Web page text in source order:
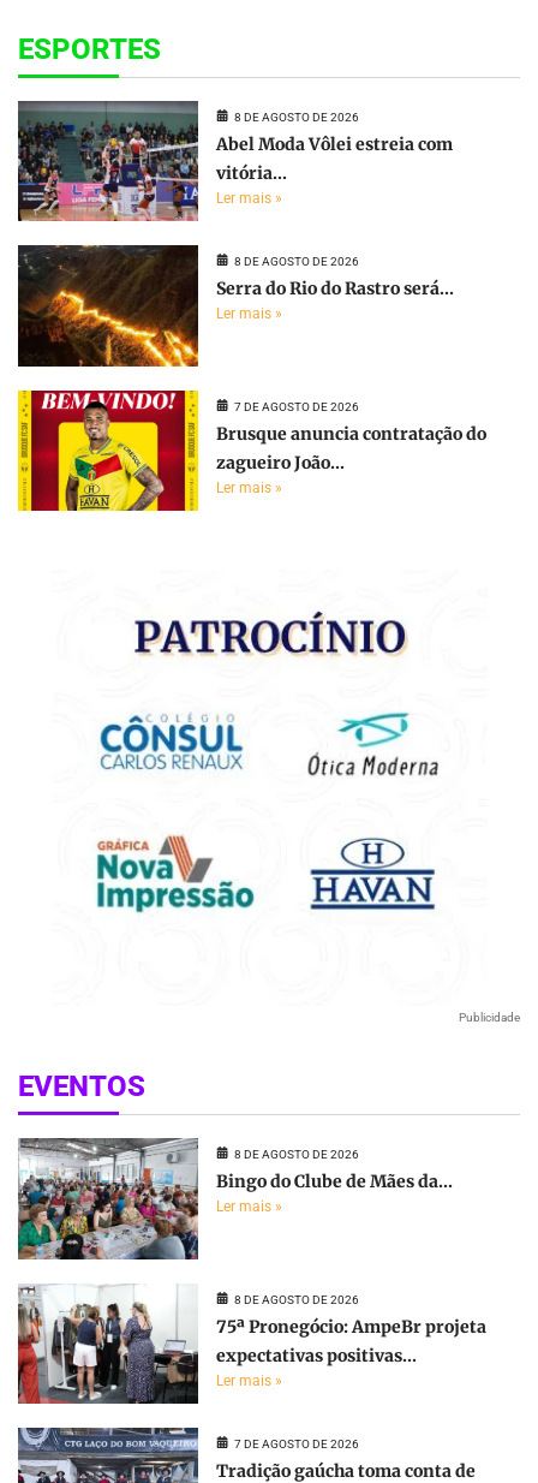
ESPORTES
8 DE AGOSTO DE 2026
Abel Moda Vôlei estreia com
vitória...
Ler mais »
8 DE AGOSTO DE 2026
Serra do Rio do Rastro será...
Ler mais »
7 DE AGOSTO DE 2026
Brusque anuncia contratação do
zagueiro João...
Ler mais »
Publicidade
EVENTOS
8 DE AGOSTO DE 2026
Bingo do Clube de Mães da...
Ler mais »
8 DE AGOSTO DE 2026
75ª Pronegócio: AmpeBr projeta
expectativas positivas...
Ler mais »
7 DE AGOSTO DE 2026
Tradição gaúcha toma conta de